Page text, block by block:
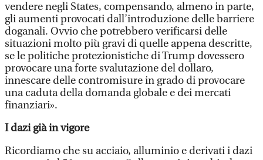
vendere negli States, compensando, almeno in parte,
gli aumenti provocati dall’introduzione delle barriere
doganali. Ovvio che potrebbero verificarsi delle
situazioni molto più gravi di quelle appena descritte,
se le politiche protezionistiche di Trump dovessero
provocare una forte svalutazione del dollaro,
innescare delle contromisure in grado di provocare
una caduta della domanda globale e dei mercati
finanziari».
I dazi già in vigore
Ricordiamo che su acciaio, alluminio e derivati i dazi